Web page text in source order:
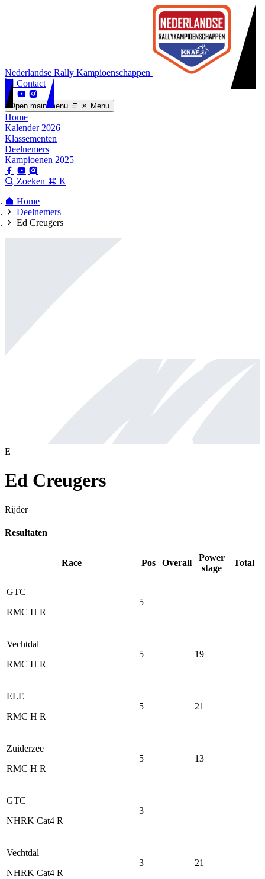
Nederlandse Rally Kampioenschappen
Contact
Open main menu Menu
Home
Kalender 2026
Klassementen
Deelnemers
Kampioenen 2025
Zoeken
K
Home
Deelnemers
Ed Creugers
E
Ed Creugers
Rijder
Resultaten
Race Pos Overall
Power
stage
Total
GTC
RMC H R
5
Vechtdal
RMC H R
5 19
ELE
RMC H R
5 21
Zuiderzee
RMC H R
5 13
GTC
NHRK Cat4 R
3
Vechtdal
NHRK Cat4 R
3 21